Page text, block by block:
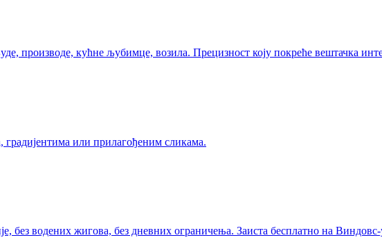
производе, кућне љубимце, возила. Прецизност коју покреће вештачка
градијентима или прилагођеним сликама.
без водених жигова, без дневних ограничења. Заиста бесплатно на Виндовс-